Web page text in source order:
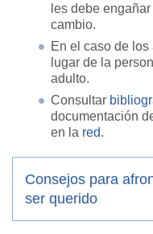
les debe
cambio.
En el caso de
lugar de la
adulto.
Consultar
documentación
en la red.
Consejos para
ser querido